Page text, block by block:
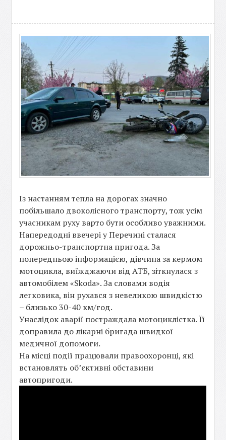
Із настанням тепла на дорогах значно
побільшало двоколісного транспорту, тож усім
учасникам руху варто бути особливо уважними.
Напередодні ввечері у Перечині сталася
дорожньо-транспортна пригода. За
попередньою інформацією, дівчина за кермом
мотоцикла, виїжджаючи від АТБ, зіткнулася з
автомобілем «Skoda». За словами водія
легковика, він рухався з невеликою швидкістю
– близько 30-40 км/год.
Унаслідок аварії постраждала мотоциклістка. Її
доправила до лікарні бригада швидкої
медичної допомоги.
На місці події працювали правоохоронці, які
встановлять об’єктивні обставини
автопригоди.